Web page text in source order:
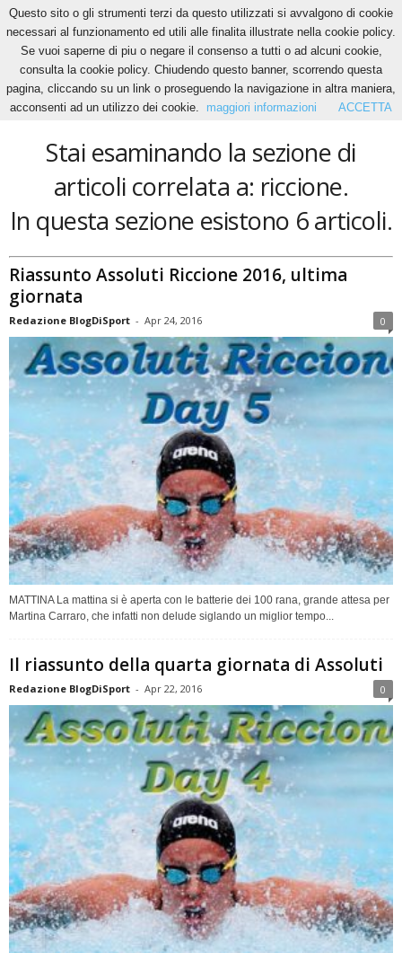
Home Tags Riccione
riccione
Stai esaminando la sezione di
articoli correlata a: riccione.
In questa sezione esistono 6 articoli.
Riassunto Assoluti Riccione 2016, ultima
giornata
Redazione BlogDiSport - Apr 24, 2016 0
MATTINA La mattina si è aperta con le batterie dei 100 rana, grande attesa per
Martina Carraro, che infatti non delude siglando un miglior tempo...
Il riassunto della quarta giornata di Assoluti
Redazione BlogDiSport - Apr 22, 2016 0
Questo sito o gli strumenti terzi da questo utilizzati si avvalgono di cookie
necessari al funzionamento ed utili alle finalita illustrate nella cookie policy.
Se vuoi saperne di piu o negare il consenso a tutti o ad alcuni cookie,
consulta la cookie policy. Chiudendo questo banner, scorrendo questa
pagina, cliccando su un link o proseguendo la navigazione in altra maniera,
acconsenti ad un utilizzo dei cookie.
maggiori informazioni ACCETTA